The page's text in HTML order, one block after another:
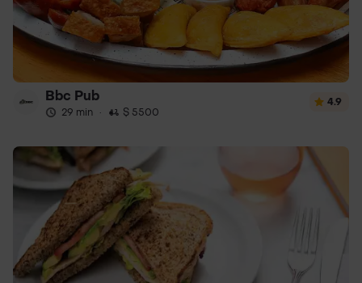
Bbc Pub
29 min · $ 5500
4.9